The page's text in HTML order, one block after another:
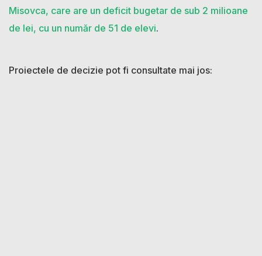
Misovca, care are un deficit bugetar de sub 2 milioane
de lei, cu un număr de 51 de elevi.
Proiectele de decizie pot fi consultate mai jos: